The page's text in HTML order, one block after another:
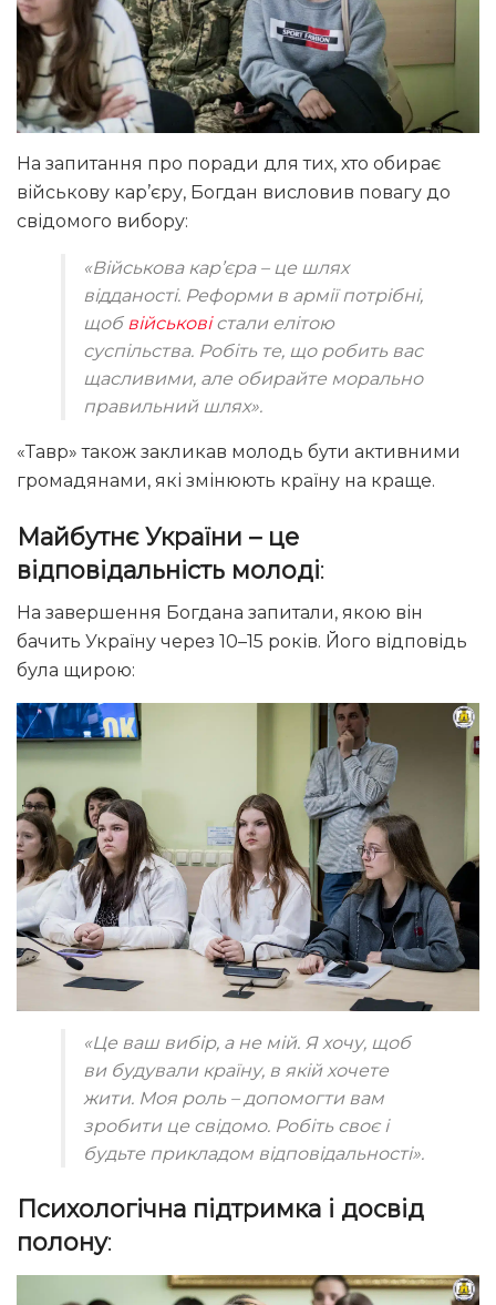
На запитання про поради для тих, хто обирає
військову кар’єру, Богдан висловив повагу до
свідомого вибору:
«Військова кар’єра – це шлях
відданості. Реформи в армії потрібні,
щоб військовістали елітою
суспільства. Робіть те, що робить вас
щасливими, але обирайте морально
правильний шлях».
«Тавр» також закликав молодь бути активними
громадянами, які змінюють країну на краще.
Майбутнє України – це
відповідальність молоді:
На завершення Богдана запитали, якою він
бачить Україну через 10–15 років. Його відповідь
була щирою:
«Це ваш вибір, а не мій. Я хочу, щоб
ви будували країну, в якій хочете
жити. Моя роль – допомогти вам
зробити це свідомо. Робіть своє і
будьте прикладом відповідальності».
Психологічна підтримка і досвід
полону: